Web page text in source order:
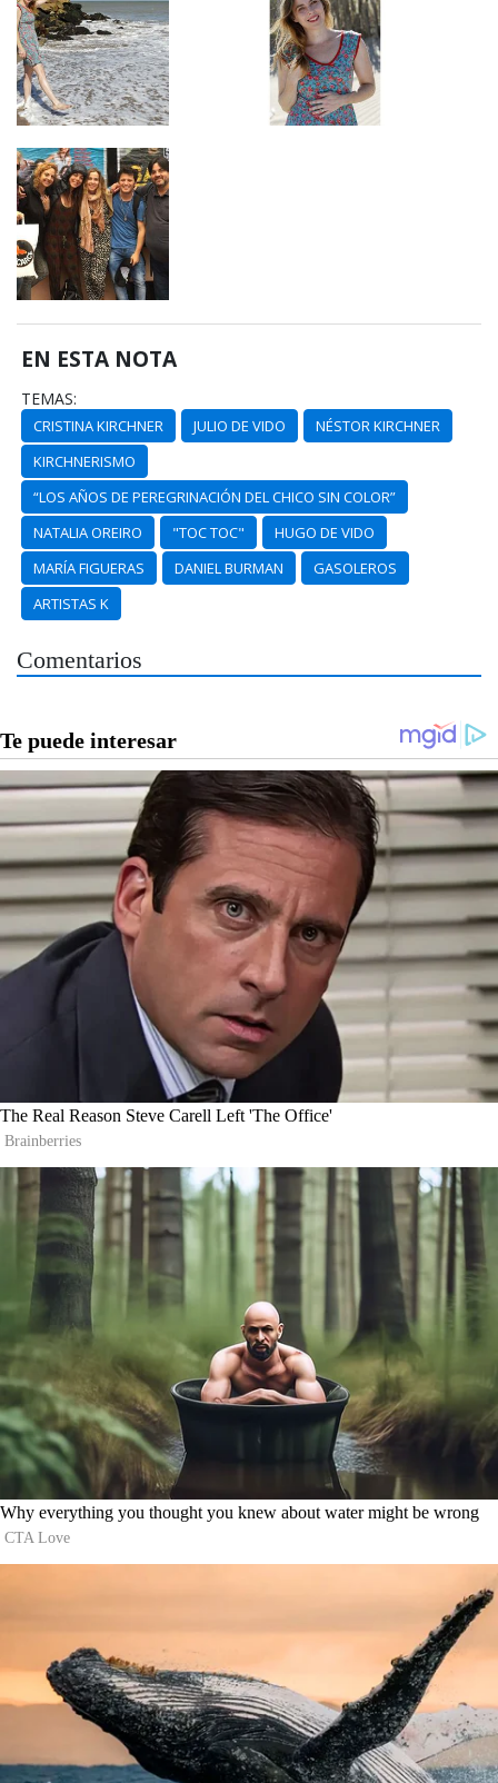
EN ESTA NOTA
TEMAS:
CRISTINA KIRCHNER JULIO DE VIDO
NÉSTOR KIRCHNER
KIRCHNERISMO
“LOS AÑOS DE PEREGRINACIÓN DEL CHICO SIN COLOR”
NATALIA OREIRO
"TOC TOC"
HUGO DE VIDO
MARÍA FIGUERAS
DANIEL BURMAN
GASOLEROS
ARTISTAS K
Comentarios